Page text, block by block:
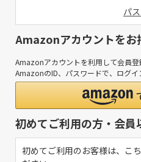
パ
Amazonアカウントをお
Amazonアカウントを利用して会員登
AmazonのID、パスワードで、ログイ
初めてご利用の方・会員
初めてご利用のお客様は、こ